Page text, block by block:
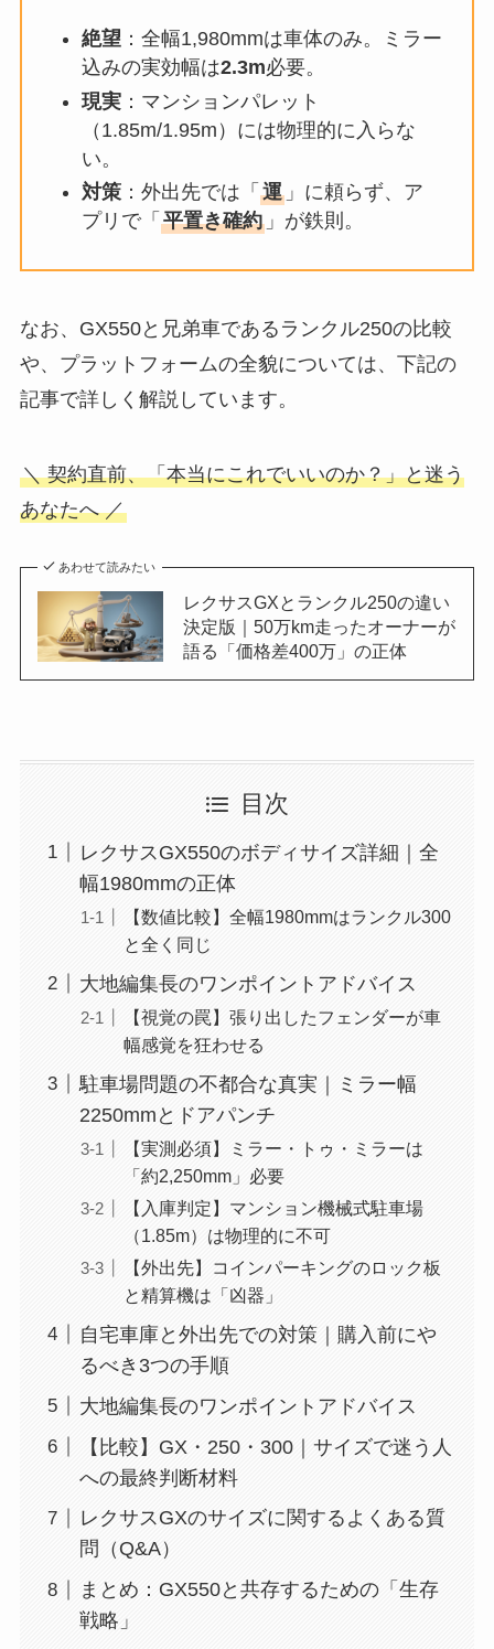
絶望：全幅1,980mmは車体のみ。ミラー
込みの実効幅は2.3m必要。
現実：マンションパレット
（1.85m/1.95m）には物理的に入らな
い。
対策：外出先では「 運」に頼らず、ア
プリで「 平置き確約」が鉄則。
なお、GX550と兄弟車であるランクル250の比較
や、プラットフォームの全貌については、下記の
記事で詳しく解説しています。
＼ 契約直前、「本当にこれでいいのか？」と迷う
あなたへ ／
あわせて読みたい
レクサスGXとランクル250の違い
決定版｜50万km走ったオーナーが
語る「価格差400万」の正体
目次
レクサスGX550のボディサイズ詳細｜全
幅1980mmの正体
【数値比較】全幅1980mmはランクル300
と全く同じ
大地編集長のワンポイントアドバイス
【視覚の罠】張り出したフェンダーが車
幅感覚を狂わせる
駐車場問題の不都合な真実｜ミラー幅
2250mmとドアパンチ
【実測必須】ミラー・トゥ・ミラーは
「約2,250mm」必要
【入庫判定】マンション機械式駐車場
（1.85m）は物理的に不可
【外出先】コインパーキングのロック板
と精算機は「凶器」
自宅車庫と外出先での対策｜購入前にや
るべき3つの手順
大地編集長のワンポイントアドバイス
【比較】GX・250・300｜サイズで迷う人
への最終判断材料
レクサスGXのサイズに関するよくある質
問（Q&A）
まとめ：GX550と共存するための「生存
戦略」